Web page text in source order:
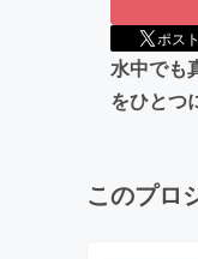
ポスト
水中でも
をひとつ
このプロ